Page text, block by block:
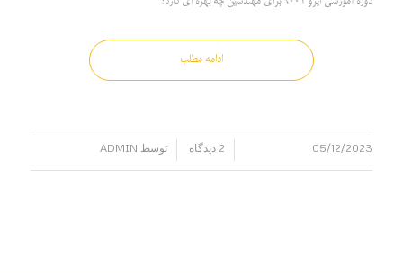
ادامه مطلب
05/12/2023 2 دیدگاه توسط ADMIN